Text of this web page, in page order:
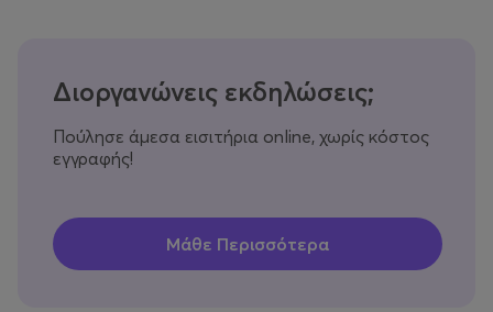
Διοργανώνεις εκδηλώσεις;
Πούλησε άμεσα εισιτήρια online, χωρίς κόστος
εγγραφής!